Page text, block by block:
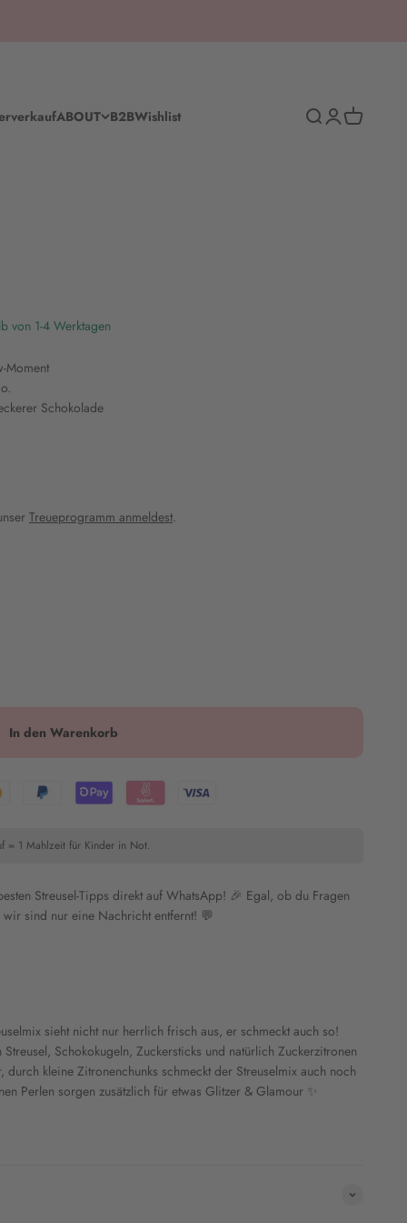
ABOUT B2BWishlist SucheAnmelden
Warenkorb
von 1-4 Werktagen
Moment
Schokolade
Treueprogramm anmeldest.
In den Warenkorb
= 1 Mahlzeit für Kinder in Not.
Streusel-Tipps direkt auf WhatsApp! 🎉 Egal, ob du Fragen
sind nur eine Nachricht entfernt! 💬
sieht nicht nur herrlich frisch aus, er schmeckt auch so!
Schokokugeln, Zuckersticks und natürlich Zuckerzitronen
kleine Zitronenchunks schmeckt der Streuselmix auch noch
Perlen sorgen zusätzlich für etwas Glitzer & Glamour ✨